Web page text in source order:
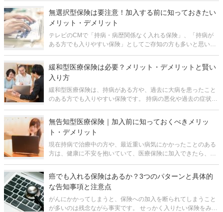
かし、まった
無選択型保険は要注意！加入する前に知っておきたい
メリット・デメリット
テレビのCMで「持病・病歴関係なく入れる保険」、「持病が
ある方でも入りやすい保険」としてご存知の方も多いと思いま
由で保険に加入できなかっ
緩和型医療保険は必要？メリット・デメリットと賢い
入り方
緩和型医療保険は、持病がある方や、過去に大病を患ったこと
のある方でも入りやすい保険です。 持病の悪化や過去の症状の
かされるリスクを切実に感
無告知型医療保険｜加入前に知っておくべきメリッ
ト・デメリット
現在持病で治療中の方や、最近重い病気にかかったことのある
方は、健康に不安を抱いていて、医療保険に加入できたら、と
か、とお思いの方もいらっしゃると思
癌でも入れる保険はあるか？3つのパターンと具体的
な告知事項と注意点
がんにかかってしまうと、保険への加入を断られてしまうこと
が多いのは残念ながら事実です。 せっかく入りたい保険をみつ